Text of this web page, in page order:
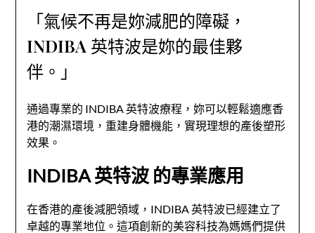
「氣候不再是妳減肥的障礙，
INDIBA 英特波是妳的最佳夥
伴。」
通過專業的 INDIBA 英特波療程，妳可以輕鬆適應香
港的潮濕環境，重建身體機能，實現理想的產後塑形
效果。
INDIBA 英特波 的專業應用
在香港的產後減肥領域，INDIBA 英特波已經建立了
卓越的專業地位。這項創新的美容科技為媽媽們提供